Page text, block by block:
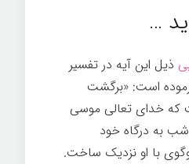
…
ذیل این آیه در تفسیر
است: «برگشت
که خداى تعالى موسى
به درگاه خود
با او نزدیک ساخت.